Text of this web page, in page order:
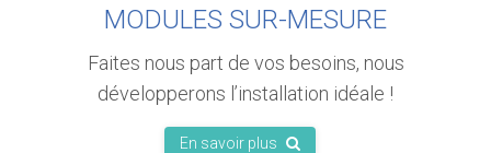
MODULES SUR-MESURE
Faites nous part de vos besoins, nous
développerons l’installation idéale !
En savoir plus